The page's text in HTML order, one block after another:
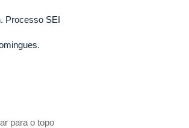
Processo SEI
para o topo